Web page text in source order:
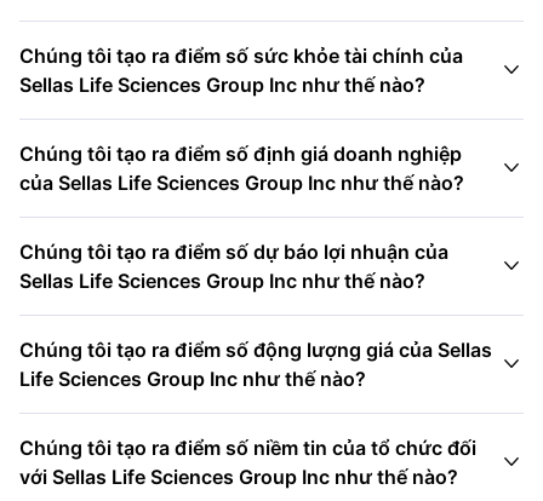
Chúng tôi tạo ra điểm số sức khỏe tài chính của
Sellas Life Sciences Group Inc như thế nào?

Chúng tôi tạo ra điểm số định giá doanh nghiệp
của Sellas Life Sciences Group Inc như thế nào?

Chúng tôi tạo ra điểm số dự báo lợi nhuận của
Sellas Life Sciences Group Inc như thế nào?

Chúng tôi tạo ra điểm số động lượng giá của Sellas
Life Sciences Group Inc như thế nào?

Chúng tôi tạo ra điểm số niềm tin của tổ chức đối
với Sellas Life Sciences Group Inc như thế nào?
